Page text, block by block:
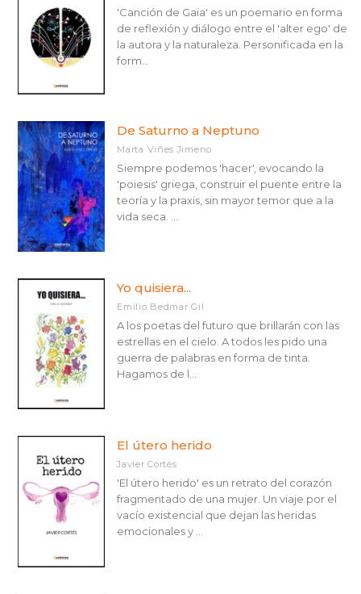
'Canción de Gaia' es un poemario en forma
de reflexión y diálogo entre el 'alter ego' de
la autora y la naturaleza. Personificada en la
form...
De Saturno a Neptuno
Marta Viñes Jimeno
Siempre podemos 'hacer', evocando la
'poiesis' griega, construir el puente entre la
teoría y la praxis, sin mayor temor que a la
vida seca. ...
Yo quisiera...
Emilio Bedmar Gil
A los poetas del futuro que brillarán con las
estrellas en el cielo. A todos les pido una
guerra de palabras en forma de tinta.
Hagamos de l...
El útero herido
Javier Cortés
'El útero herido' es un retrato del corazón
fragmentado de una mujer. Un viaje por el
vacío existencial que dejan las heridas
emocionales y ...